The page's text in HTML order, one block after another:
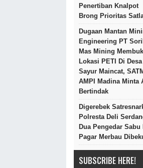
Penertiban Knalpot
Brong Prioritas
Dugaan Mantan
Engineering PT
Mas Mining
Lokasi PETI Di Desa
Sayur Maincat,
AMPI Madina Minta
Bertindak
Digerebek
Polresta Deli
Dua Pengedar Sabu
Pagar Merbau
SUBSCRIBE HERE!